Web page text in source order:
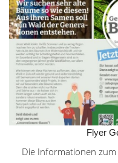
Flyer
Die Informationen